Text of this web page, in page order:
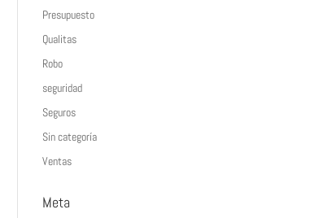
Presupuesto
Qualitas
Robo
seguridad
Seguros
Sin categoría
Ventas
Meta